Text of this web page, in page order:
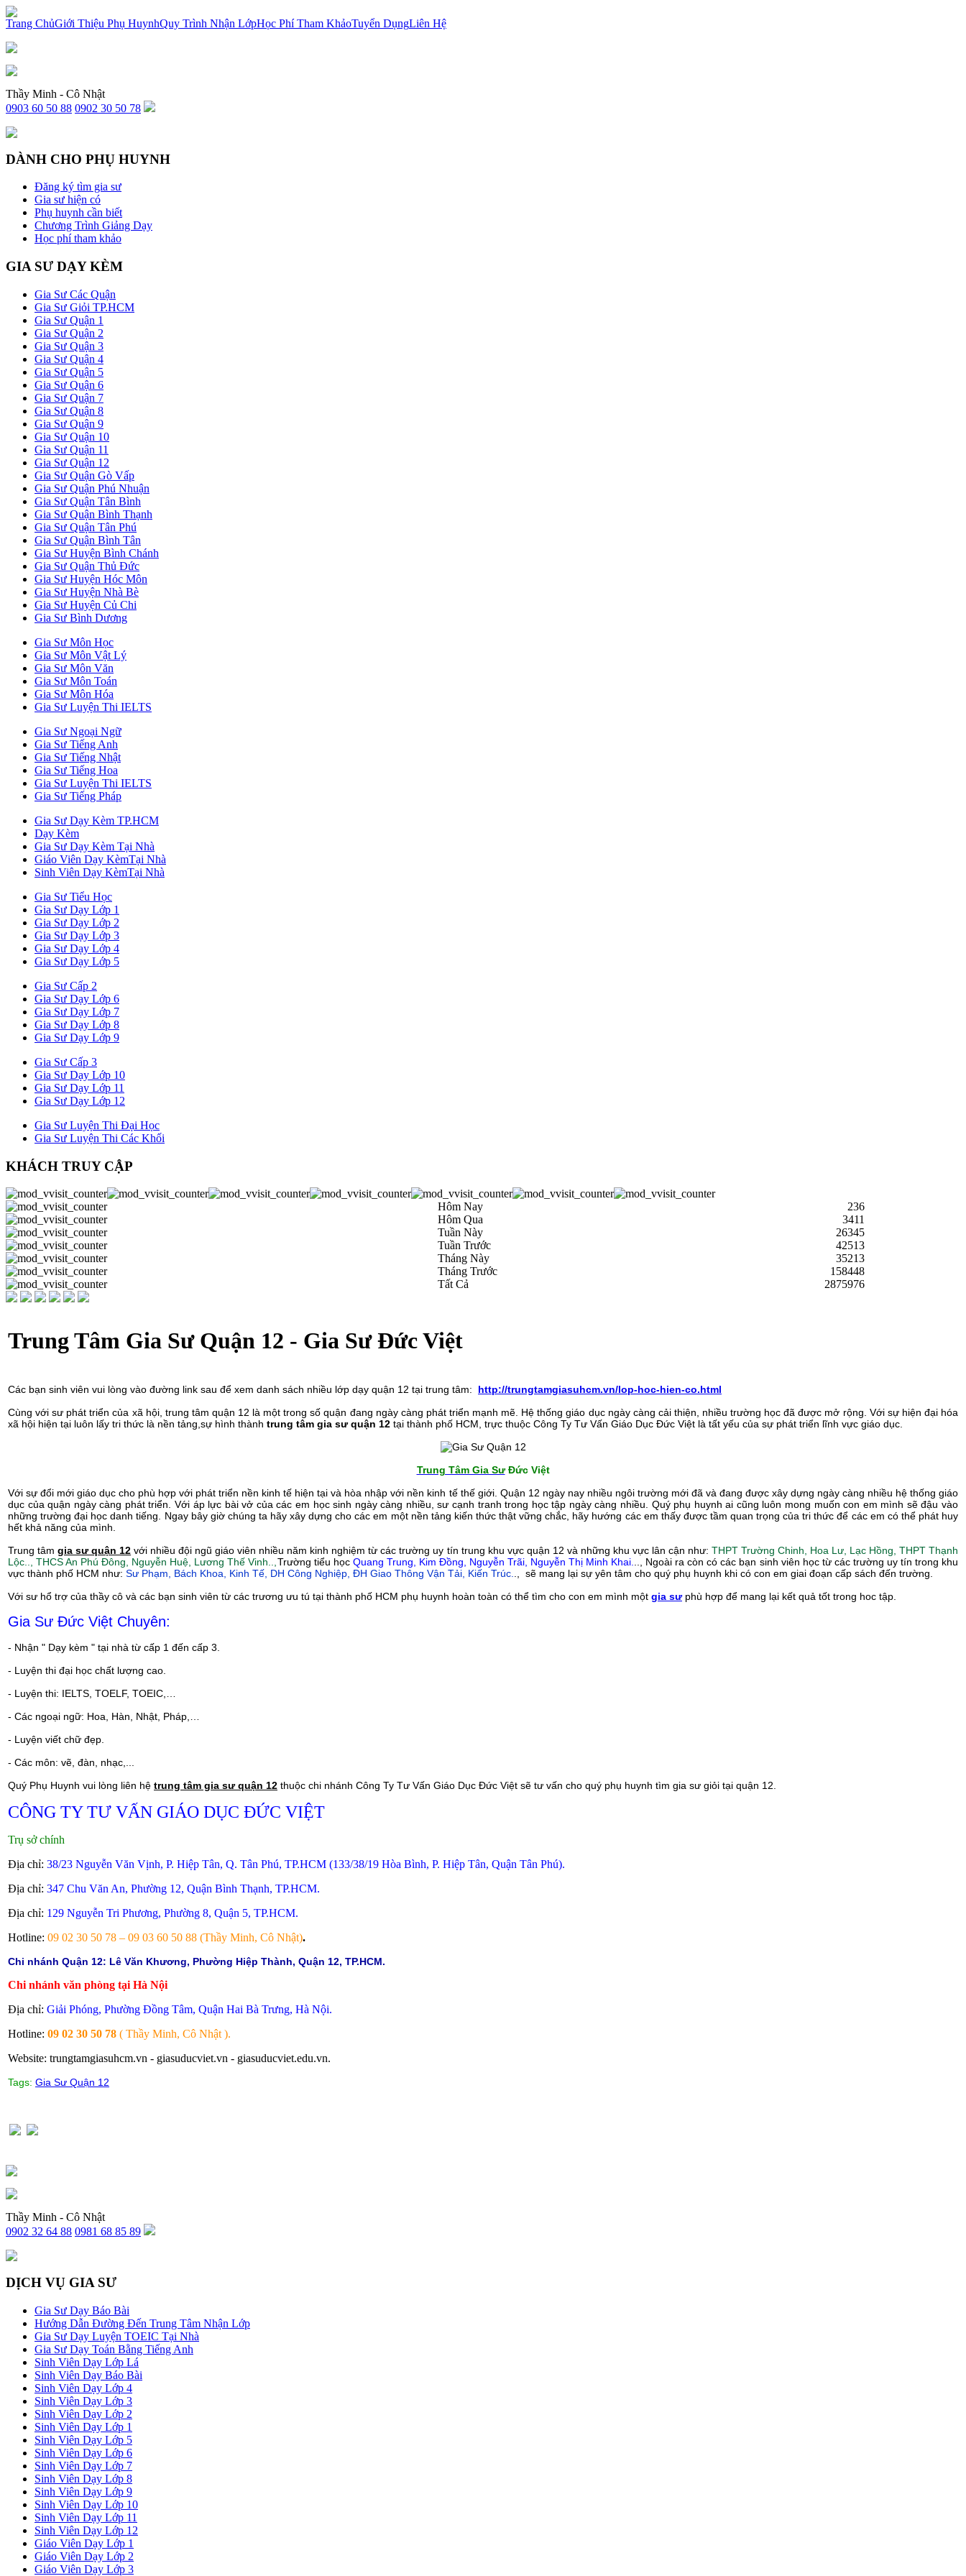
x
Trang ChủGiới Thiệu Phụ HuynhQuy Trình Nhận LớpHọc Phí Tham KhảoTuyển DụngLiên Hệ
Thầy Minh - Cô Nhật
0903 60 50 88 0902 30 50 78
DÀNH CHO PHỤ HUYNH
Đăng ký tìm gia sư
Gia sư hiện có
Phụ huynh cần biết
Chương Trình Giảng Dạy
Học phí tham khảo
GIA SƯ DẠY KÈM
Gia Sư Các Quận
Gia Sư Giỏi TP.HCM
Gia Sư Quận 1
Gia Sư Quận 2
Gia Sư Quận 3
Gia Sư Quận 4
Gia Sư Quận 5
Gia Sư Quận 6
Gia Sư Quận 7
Gia Sư Quận 8
Gia Sư Quận 9
Gia Sư Quận 10
Gia Sư Quận 11
Gia Sư Quận 12
Gia Sư Quận Gò Vấp
Gia Sư Quận Phú Nhuận
Gia Sư Quận Tân Bình
Gia Sư Quận Bình Thạnh
Gia Sư Quận Tân Phú
Gia Sư Quận Bình Tân
Gia Sư Huyện Bình Chánh
Gia Sư Quận Thủ Đức
Gia Sư Huyện Hóc Môn
Gia Sư Huyện Nhà Bè
Gia Sư Huyện Củ Chi
Gia Sư Bình Dương
Gia Sư Môn Học
Gia Sư Môn Vật Lý
Gia Sư Môn Văn
Gia Sư Môn Toán
Gia Sư Môn Hóa
Gia Sư Luyện Thi IELTS
Gia Sư Ngoại Ngữ
Gia Sư Tiếng Anh
Gia Sư Tiếng Nhật
Gia Sư Tiếng Hoa
Gia Sư Luyện Thi IELTS
Gia Sư Tiếng Pháp
Gia Sư Dạy Kèm TP.HCM
Dạy Kèm
Gia Sư Dạy Kèm Tại Nhà
Giáo Viên Dạy KèmTại Nhà
Sinh Viên Dạy KèmTại Nhà
Gia Sư Tiểu Học
Gia Sư Dạy Lớp 1
Gia Sư Dạy Lớp 2
Gia Sư Dạy Lớp 3
Gia Sư Dạy Lớp 4
Gia Sư Dạy Lớp 5
Gia Sư Cấp 2
Gia Sư Dạy Lớp 6
Gia Sư Dạy Lớp 7
Gia Sư Dạy Lớp 8
Gia Sư Dạy Lớp 9
Gia Sư Cấp 3
Gia Sư Dạy Lớp 10
Gia Sư Dạy Lớp 11
Gia Sư Dạy Lớp 12
Gia Sư Luyện Thi Đại Học
Gia Sư Luyện Thi Các Khối
KHÁCH TRUY CẬP
Hôm Nay
236
Hôm Qua
3411
Tuần Này
26345
Tuần Trước
42513
Tháng Này
35213
Tháng Trước
158448
Tất Cả
2875976
Trung Tâm Gia Sư Quận 12 - Gia Sư Đức Việt
Các bạn sinh viên vui lòng vào đường link sau để xem danh sách nhiều lớp dạy quận 12 tại trung tâm:
http://trungtamgiasuhcm.vn/lop-hoc-hien-co.html
Cùng với sư phát triển của xã hội, trung tâm quận 12 là một trong số quận đang ngày càng phát triển mạnh mẽ. Hệ thống giáo dục ngày càng cải thiện, nhiều trường học đã được mở rộng. Với sự hiện đại hóa
xã hội hiện tại luôn lấy tri thức là nền tảng,sự hình thành trung tâm gia sư quận 12 tại thành phố HCM, trực thuộc Công Ty Tư Vấn Giáo Dục Đức Việt là tất yếu của sự phát triển lĩnh vực giáo dục.
Trung Tâm Gia SưĐức Việt
Với sự đổi mới giáo dục cho phù hợp với phát triển nền kinh tế hiện tại và hòa nhập với nền kinh tế thế giới. Quận 12 ngày nay nhiều ngôi trường mới đã và đang được xây dựng ngày càng nhiều hệ thống giáo
dục của quận ngày càng phát triển. Với áp lực bài vở của các em học sinh ngày càng nhiều, sư cạnh tranh trong học tập ngày càng nhiều. Quý phụ huynh ai cũng luôn mong muốn con em mình sẽ đậu vào
những trường đại học danh tiếng. Ngay bây giờ chúng ta hãy xây dựng cho các em một nền tảng kiến thức thật vững chắc, hãy hướng các em thấy được tầm quan trọng của tri thức để các em có thể phát huy
hết khả năng của mình.
Trung tâmgia sư quận 12 với nhiều đội ngũ giáo viên nhiều năm kinh nghiệm từ các trường uy tín trung khu vực quận 12 và những khu vực lân cận như: THPT Trường Chinh, Hoa Lư, Lạc Hồng, THPT Thạnh
Lộc.., THCS An Phú Đông, Nguyễn Huệ, Lương Thế Vinh..,Trường tiểu học Quang Trung, Kim Đồng, Nguyễn Trãi, Nguyễn Thị Minh Khai..., Ngoài ra còn có các bạn sinh viên học từ các trường uy tín trong khu
vực thành phố HCM như: Sư Phạm, Bách Khoa, Kinh Tế, DH Công Nghiệp, ĐH Giao Thông Vận Tải, Kiến Trúc.., sẽ mang lại sự yên tâm cho quý phụ huynh khi có con em giai đoạn cấp sách đến trường.
Với sư hổ trợ của thầy cô và các bạn sinh viên từ các trương ưu tú tại thành phố HCM phụ huynh hoàn toàn có thể tìm cho con em mình một gia sưphù hợp để mang lại kết quả tốt trong hoc tập.
Gia Sư Đức Việt Chuyên:
- Nhận " Dạy kèm " tại nhà từ cấp 1 đến cấp 3.
- Luyện thi đại học chất lượng cao.
- Luyện thi: IELTS, TOELF, TOEIC,…
- Các ngoại ngữ: Hoa, Hàn, Nhật, Pháp,…
- Luyện viết chữ đẹp.
- Các môn: vẽ, đàn, nhạc,...
Quý Phụ Huynh vui lòng liên hệ trung tâm gia sư quận 12 thuộc chi nhánh Công Ty Tư Vấn Giáo Dục Đức Việt sẽ tư vấn cho quý phụ huynh tìm gia sư giỏi tại quận 12.
CÔNG TY TƯ VẤN GIÁO DỤC ĐỨC VIỆT
Trụ sở chính
Địa chỉ: 38/23 Nguyễn Văn Vịnh, P. Hiệp Tân, Q. Tân Phú, TP.HCM (133/38/19 Hòa Bình, P. Hiệp Tân, Quận Tân Phú).
Địa chỉ: 347 Chu Văn An, Phường 12, Quận Bình Thạnh, TP.HCM.
Địa chỉ: 129 Nguyễn Tri Phương, Phường 8, Quận 5, TP.HCM.
Hotline: 09 02 30 50 78 – 09 03 60 50 88 (Thầy Minh, Cô Nhật).
Chi nhánh Quận 12: Lê Văn Khương, Phường Hiệp Thành, Quận 12, TP.HCM.
Chi nhánh văn phòng tại Hà Nội
Địa chỉ: Giải Phóng, Phường Đồng Tâm, Quận Hai Bà Trưng, Hà Nội.
Hotline: 09 02 30 50 78 ( Thầy Minh, Cô Nhật ).
Website: trungtamgiasuhcm.vn - giasuducviet.vn - giasuducviet.edu.vn.
Tags: Gia Sư Quận 12
Thầy Minh - Cô Nhật
0902 32 64 88 0981 68 85 89
DỊCH VỤ GIA SƯ
Gia Sư Dạy Báo Bài
Hướng Dẫn Đường Đến Trung Tâm Nhận Lớp
Gia Sư Dạy Luyện TOEIC Tại Nhà
Gia Sư Dạy Toán Bằng Tiếng Anh
Sinh Viên Dạy Lớp Lá
Sinh Viên Dạy Báo Bài
Sinh Viên Dạy Lớp 4
Sinh Viên Dạy Lớp 3
Sinh Viên Dạy Lớp 2
Sinh Viên Dạy Lớp 1
Sinh Viên Dạy Lớp 5
Sinh Viên Dạy Lớp 6
Sinh Viên Dạy Lớp 7
Sinh Viên Dạy Lớp 8
Sinh Viên Dạy Lớp 9
Sinh Viên Dạy Lớp 10
Sinh Viên Dạy Lớp 11
Sinh Viên Dạy Lớp 12
Giáo Viên Dạy Lớp 1
Giáo Viên Dạy Lớp 2
Giáo Viên Dạy Lớp 3